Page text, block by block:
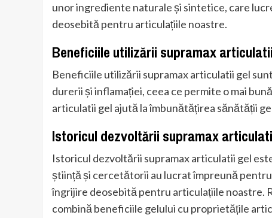
unor ingrediente naturale și sintetice, care
deosebită pentru articulațiile noastre.
Beneficiile utilizării supramax
Beneficiile utilizării supramax articulatii gel
durerii și inflamației, ceea ce permite o mai
articulatii gel ajută la îmbunătățirea sănătății
Istoricul dezvoltării supramax
Istoricul dezvoltării supramax articulatii gel
știință și cercetătorii au lucrat împreună
îngrijire deosebită pentru articulațiile noastre.
combină beneficiile gelului cu proprietățile